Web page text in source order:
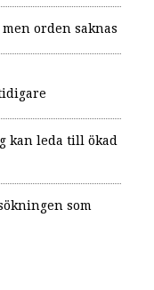
orden saknas
kan leda till ökad
som